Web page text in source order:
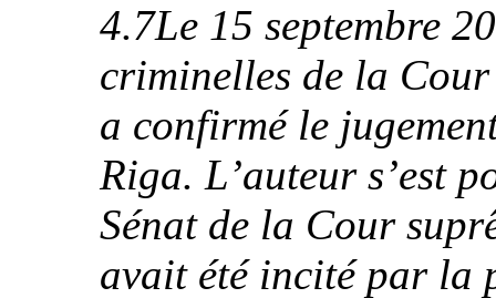
4.7Le 15 septembre
criminelles de la
a confirmé le
Riga. L’auteur s’est
Sénat de la Cour
avait été incité par la